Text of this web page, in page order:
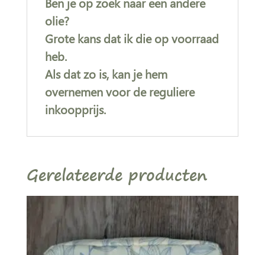
olie?
Grote kans dat ik die op voorraad
heb.
Als dat zo is, kan je hem
overnemen voor de reguliere
inkoopprijs.
Gerelateerde producten